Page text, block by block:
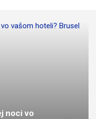
noci vo